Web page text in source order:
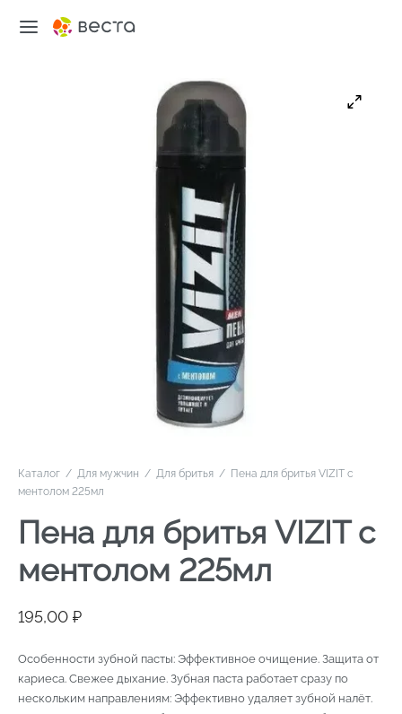
Каталог / Для мужчин / Для бритья / Пена для бритья VIZIT с
ментолом 225мл
Пена для бритья VIZIT с
ментолом 225мл
195,00 ₽
Особенности зубной пасты: Эффективное очищение. Защита от
кариеса. Свежее дыхание. Зубная паста работает сразу по
нескольким направлениям: Эффективно удаляет зубной налёт.